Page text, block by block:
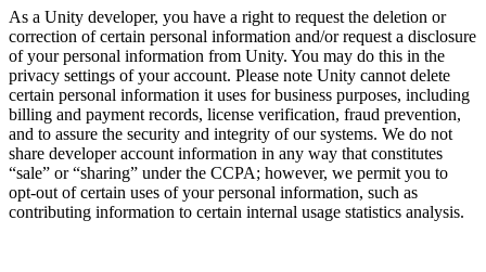
As a Unity developer, you have a right to request the deletion or
correction of certain personal information and/or request a disclosure
of your personal information from Unity. You may do this in the
privacy settings of your account. Please note Unity cannot delete
certain personal information it uses for business purposes, including
billing and payment records, license verification, fraud prevention,
and to assure the security and integrity of our systems. We do not
share developer account information in any way that constitutes
“sale” or “sharing” under the CCPA; however, we permit you to
opt-out of certain uses of your personal information, such as
contributing information to certain internal usage statistics analysis.